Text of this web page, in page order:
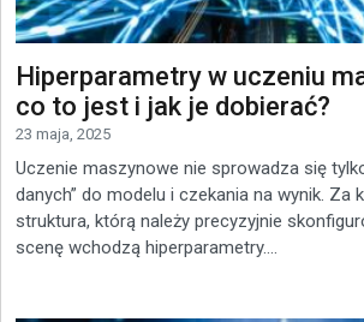
Hiperparametry w uczeniu
co to jest i jak je dobierać?
23 maja, 2025
Uczenie maszynowe nie sprowadza się
danych” do modelu i czekania na wynik. Za
struktura, którą należy precyzyjnie
scenę wchodzą hiperparametry....